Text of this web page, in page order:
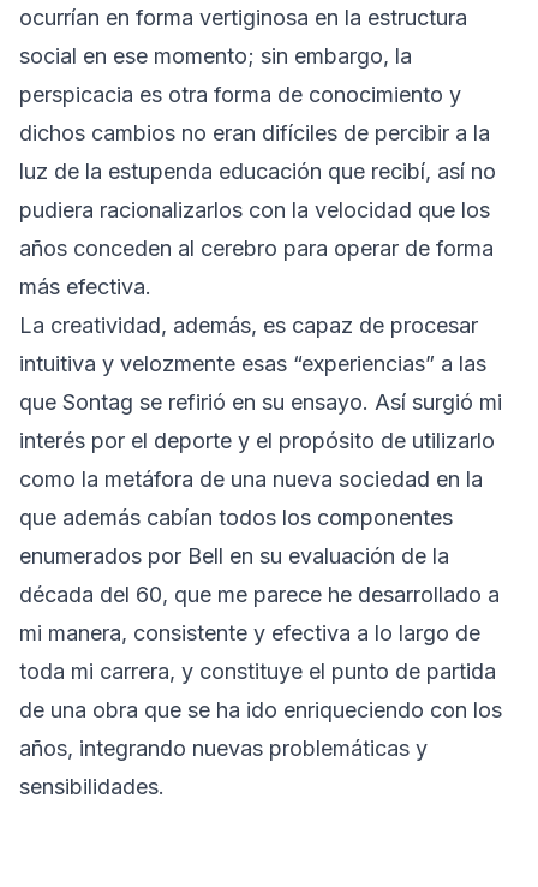
ocurrían en forma vertiginosa en la estructura
social en ese momento; sin embargo, la
perspicacia es otra forma de conocimiento y
dichos cambios no eran difíciles de percibir a la
luz de la estupenda educación que recibí, así no
pudiera racionalizarlos con la velocidad que los
años conceden al cerebro para operar de forma
más efectiva.
La creatividad, además, es capaz de procesar
intuitiva y velozmente esas “experiencias” a las
que Sontag se refirió en su ensayo. Así surgió mi
interés por el deporte y el propósito de utilizarlo
como la metáfora de una nueva sociedad en la
que además cabían todos los componentes
enumerados por Bell en su evaluación de la
década del 60, que me parece he desarrollado a
mi manera, consistente y efectiva a lo largo de
toda mi carrera, y constituye el punto de partida
de una obra que se ha ido enriqueciendo con los
años, integrando nuevas problemáticas y
sensibilidades.